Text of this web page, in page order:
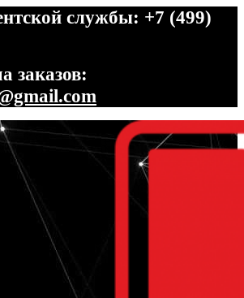
службы: +7 (499)
заказов: